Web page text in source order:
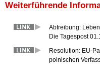
Weiterführende
Abtreibung:
Die Tagespost
Resolution: EU-
polnischen